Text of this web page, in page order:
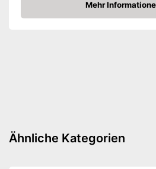
Amazon Lieferzeit
Mehr
Amazon
Ähnliche Kategorien